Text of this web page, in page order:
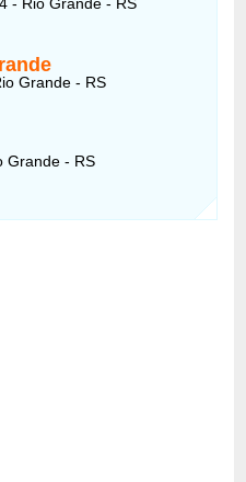
Grande - RS
Grande - RS